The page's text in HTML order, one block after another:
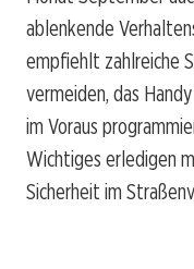
ablenkende
empfiehlt zahlreiche
vermeiden, das
im Voraus
Wichtiges erledigen
Sicherheit im